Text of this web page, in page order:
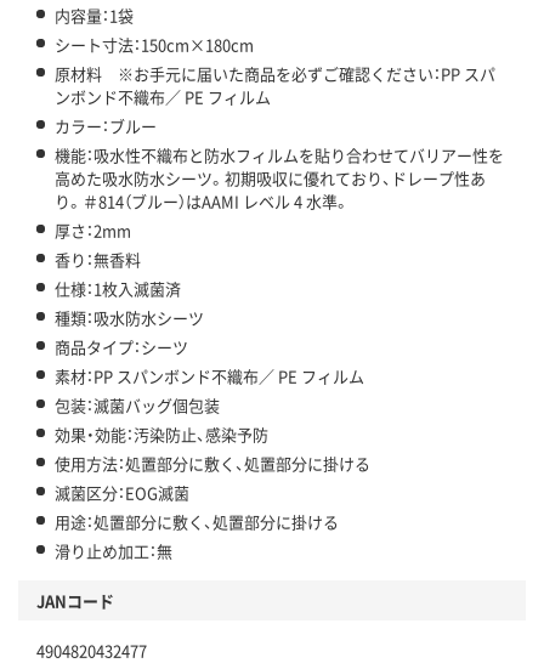
内容量：1袋
シート寸法：150cm×180cm
原材料 ※お手元に届いた商品を必ずご確認ください：PP スパ
ンボンド不織布／ PE フィルム
カラー：ブルー
機能：吸水性不織布と防水フィルムを貼り合わせてバリアー性を
高めた吸水防水シーツ。初期吸収に優れており、ドレープ性あ
り。＃814（ブルー）はAAMI レベル 4 水準。
厚さ：2mm
香り：無香料
仕様：1枚入滅菌済
種類：吸水防水シーツ
商品タイプ：シーツ
素材：PP スパンボンド不織布／ PE フィルム
包装：滅菌バッグ個包装
効果・効能：汚染防止、感染予防
使用方法：処置部分に敷く、処置部分に掛ける
滅菌区分：EOG滅菌
用途：処置部分に敷く、処置部分に掛ける
滑り止め加工：無
JANコード
4904820432477